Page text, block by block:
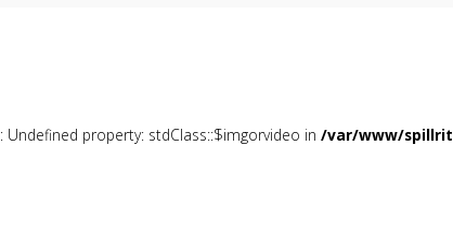
: Undefined property: stdClass::$imgorvideo in /var/www/